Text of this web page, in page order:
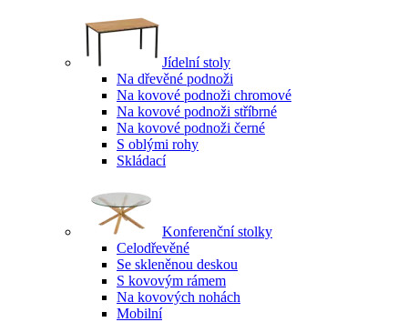
Jídelní stoly
Na dřevěné podnoži
Na kovové podnoži chromové
Na kovové podnoži stříbrné
Na kovové podnoži černé
S oblými rohy
Skládací
Konferenční stolky
Celodřevěné
Se skleněnou deskou
S kovovým rámem
Na kovových nohách
Mobilní